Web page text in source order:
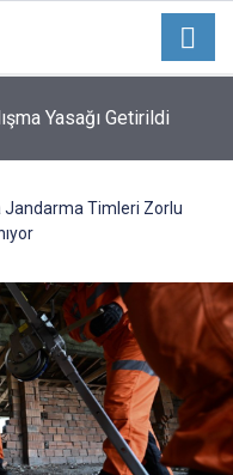
Yasağı Getirildi
Jandarma Timleri Zorlu